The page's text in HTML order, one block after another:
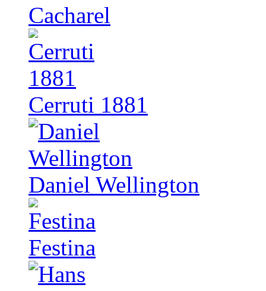
Cacharel
Cerruti 1881
Daniel Wellington
Festina